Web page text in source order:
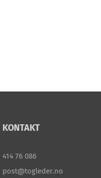
KONTAKT
414 76 086
post@togleder.no